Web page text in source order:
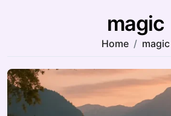
magic
Home magic